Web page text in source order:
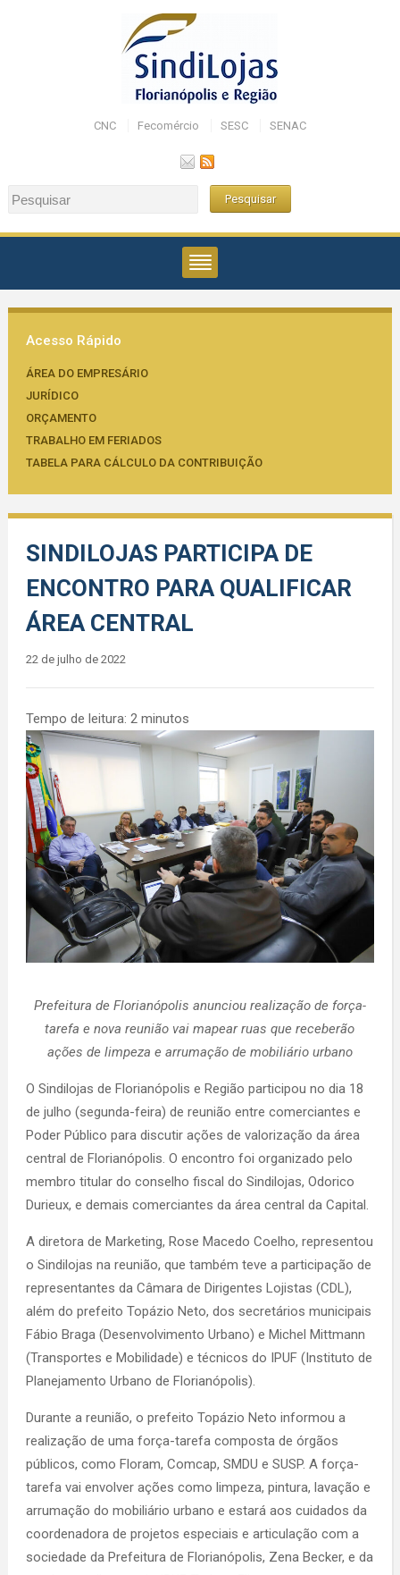
CNC Fecomércio SESC SENAC
Acesso Rápido
ÁREA DO EMPRESÁRIO
JURÍDICO
ORÇAMENTO
TRABALHO EM FERIADOS
TABELA PARA CÁLCULO DA CONTRIBUIÇÃO
SINDILOJAS PARTICIPA DE
ENCONTRO PARA QUALIFICAR
ÁREA CENTRAL
22 de julho de 2022
Tempo de leitura: 2 minutos
Prefeitura de Florianópolis anunciou realização de força-
tarefa e nova reunião vai mapear ruas que receberão
ações de limpeza e arrumação de mobiliário urbano
O Sindilojas de Florianópolis e Região participou no dia 18
de julho (segunda-feira) de reunião entre comerciantes e
Poder Público para discutir ações de valorização da área
central de Florianópolis. O encontro foi organizado pelo
membro titular do conselho fiscal do Sindilojas, Odorico
Durieux, e demais comerciantes da área central da Capital.
A diretora de Marketing, Rose Macedo Coelho, representou
o Sindilojas na reunião, que também teve a participação de
representantes da Câmara de Dirigentes Lojistas (CDL),
além do prefeito Topázio Neto, dos secretários municipais
Fábio Braga (Desenvolvimento Urbano) e Michel Mittmann
(Transportes e Mobilidade) e técnicos do IPUF (Instituto de
Planejamento Urbano de Florianópolis).
Durante a reunião, o prefeito Topázio Neto informou a
realização de uma força-tarefa composta de órgãos
públicos, como Floram, Comcap, SMDU e SUSP. A força-
tarefa vai envolver ações como limpeza, pintura, lavação e
arrumação do mobiliário urbano e estará aos cuidados da
coordenadora de projetos especiais e articulação com a
sociedade da Prefeitura de Florianópolis, Zena Becker, e da